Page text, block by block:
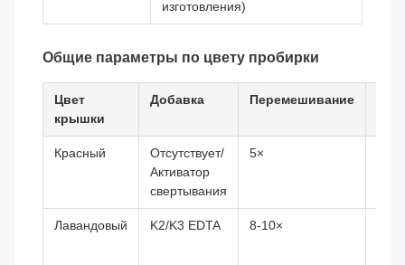
изготовления)
Общие параметры по цвету пробирки
Цвет
крышки
Добавка Перемешивание
Красный
Отсутствует/
Активатор
свертывания
5×
Лавандовый K2/K3 EDTA 8-10×